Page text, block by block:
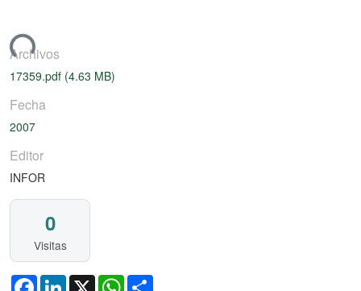
Archivos
17359.pdf (4.63 MB)
Fecha
2007
Editor
INFOR
0
Visitas
FacebookLinkedIn
X WhatsApp